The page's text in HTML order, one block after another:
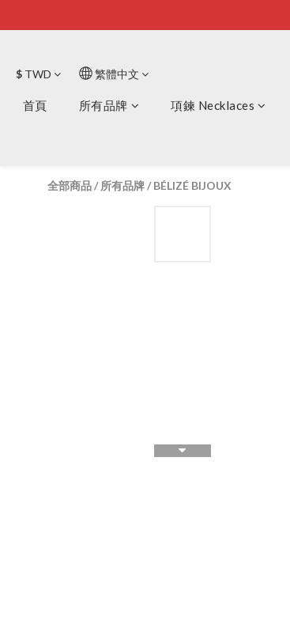
$ TWD 繁體中文
首頁 所有品牌 項鍊 Necklaces
全部商品/所有品牌/BÉLIZÉ BIJOUX